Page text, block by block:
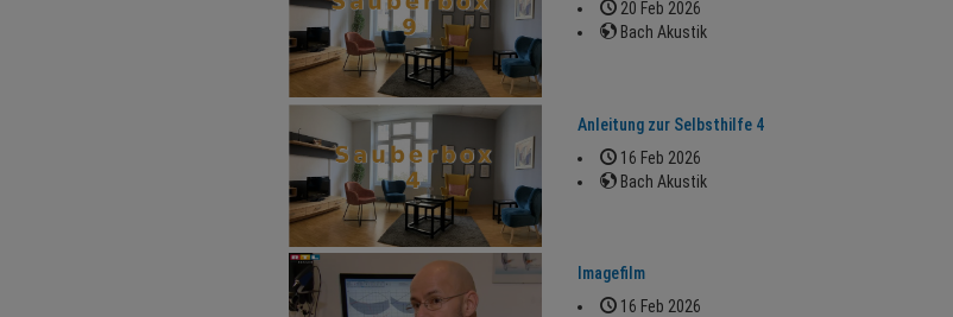
20 Feb 2026
Bach Akustik
Anleitung zur Selbsthilfe 4
16 Feb 2026
Bach Akustik
Imagefilm
16 Feb 2026